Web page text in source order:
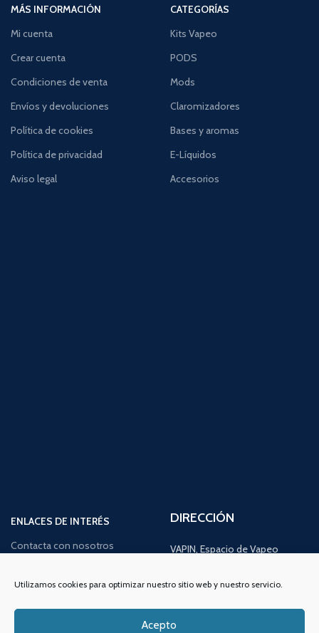
Utilizamos cookies para optimizar nuestro sitio web y nuestro servicio.
Acepto
MÁS INFORMACIÓN
Mi cuenta
Crear cuenta
Condiciones de venta
Envíos y devoluciones
Política de cookies
Política de privacidad
Aviso legal
CATEGORÍAS
Kits Vapeo
PODS
Mods
Claromizadores
Bases y aromas
E-Líquidos
Accesorios
ENLACES DE INTERÉS
Contacta con nosotros
DIRECCIÓN
VAPIN, Espacio de Vapeo
C/Alameda de San Antón,
30205, Cartagena,
Murcia